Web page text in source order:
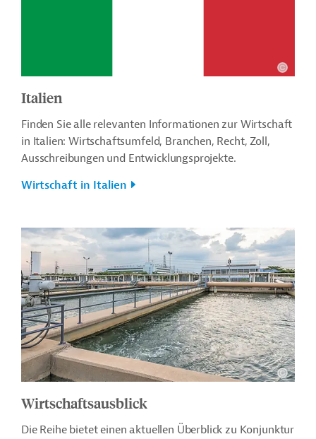
Italien
Finden Sie alle relevanten Informationen zur Wirtschaft
in Italien: Wirtschaftsumfeld, Branchen, Recht, Zoll,
Ausschreibungen und Entwicklungsprojekte.
Wirtschaft in Italien
Wirtschaftsausblick
Die Reihe bietet einen aktuellen Überblick zu Konjunktur